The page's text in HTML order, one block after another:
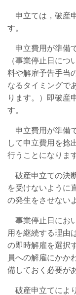
申立ては，破産
す。
申立費用が準備
（事業停止日に
料や解雇予告手当
なるタイミングで
ります。）即破産
す。
申立費用が準備
して申立費用を捻
行うことになりま
破産申立ての決
を受けないように
の発生をさせない
事業停止日にお
用を継続する理由
の即時解雇を選択
員への解雇にかか
備しておく必要が
破産申立てによ